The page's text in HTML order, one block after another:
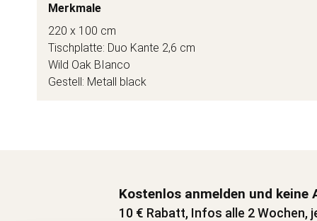
Merkmale
220 x 100 cm
Tischplatte: Duo Kante 2,6 cm
Wild Oak BIanco
Gestell: Metall black
Kostenlos anmelden und keine
10 € Rabatt, Infos alle 2 Wochen,